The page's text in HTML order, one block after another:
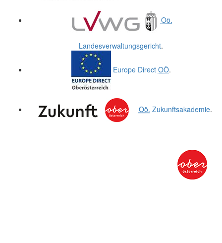
Oö.
Landesverwaltungsgericht.
Europe Direct OÖ.
Oö. Zukunftsakademie.